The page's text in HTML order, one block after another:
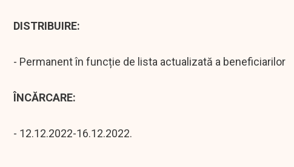
DISTRIBUIRE:
- Permanent în funcție de lista actualizată a beneficiarilor
ÎNCĂRCARE:
- 12.12.2022-16.12.2022.